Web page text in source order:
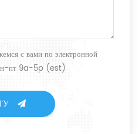
с вами по электронной
пт 9a-5p (est)